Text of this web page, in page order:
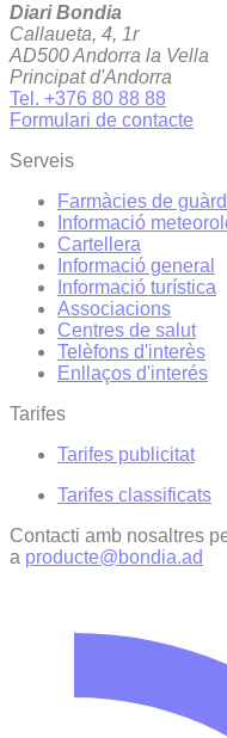
Diari Bondia
Callaueta, 4, 1r
AD500 Andorra la Vella
Principat d'Andorra
Tel. +376 80 88 88
Formulari de contacte
Serveis
Farmàcies de
Informació
Cartellera
Informació general
Informació turística
Associacions
Centres de salut
Telèfons d'interès
Enllaços d'interés
Tarifes
Tarifes publicitat
Tarifes classificats
Contacti amb nosaltres
a producte@bondia.ad